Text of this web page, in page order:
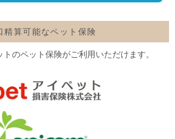
精算可能なペット保険
のペット保険がご利用いただけます。